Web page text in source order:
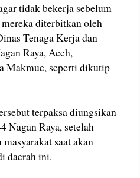
tidak bekerja sebelum
diterbitkan oleh
Tenaga Kerja dan
Raya, Aceh,
Makmue, seperti dikutip
terpaksa diungsikan
Nagan Raya, setelah
saat akan
daerah ini.